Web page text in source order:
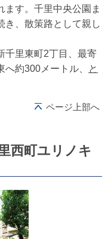
ます。千里中央公園ま
き、散策路として親し
千里東町2丁目、最寄
約300メートル、
と
ページ上部へ
西町ユリノキ